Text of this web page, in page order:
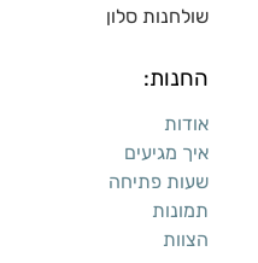
שולחנות סלון
החנות:
אודות
איך מגיעים
שעות פתיחה
תמונות
הצוות